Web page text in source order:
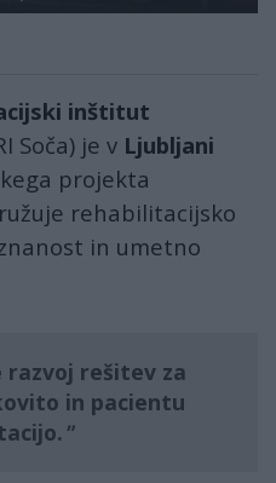
inštitut
Soča) je v Ljubljani
projekta
rehabilitacijsko
in umetno
rešitev za
in pacientu